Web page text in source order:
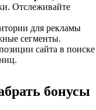
Отслеживайте
для рекламы
сегменты.
сайта в поиске
бонусы